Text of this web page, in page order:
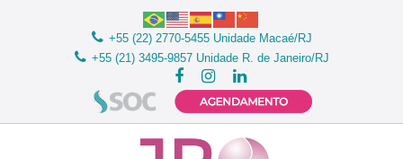
+55 (22) 2770-5455 Unidade Macaé/RJ
+55 (21) 3495-9857 Unidade R. de Janeiro/RJ